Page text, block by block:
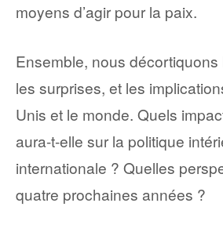
moyens d’agir pour la paix.
Ensemble, nous
les surprises, et les
Unis et le monde. Quels
aura-t-elle sur la politique
internationale ? Quelles
quatre prochaines années ?